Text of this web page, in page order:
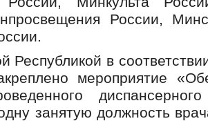
России,
Республикой в
мероприятие
занятую должность